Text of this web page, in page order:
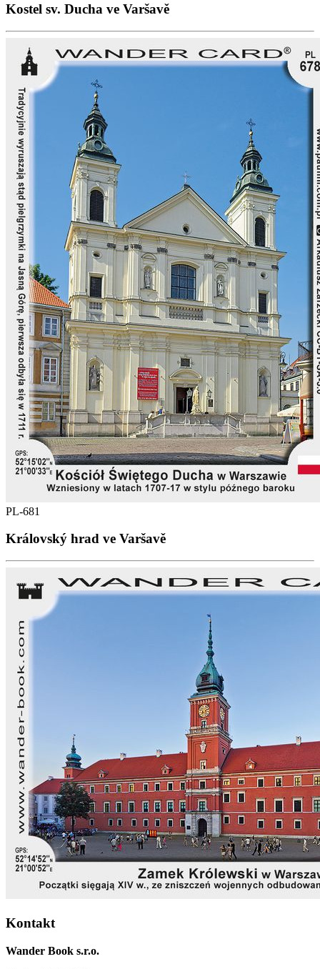
Kostel sv. Ducha ve Varšavě
PL-681
Královský hrad ve Varšavě
Kontakt
Wander Book s.r.o.